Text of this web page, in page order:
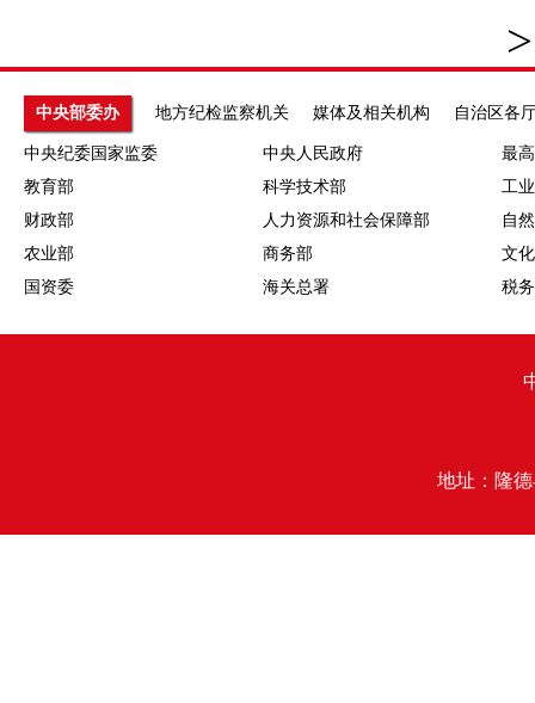
中央部委办 地方纪检监察机关 媒体及相关机构 自治区各
中央纪委国家监委 中央人民政府
最
教育部
科学技术部
工
财政部
人力资源和社会保障部
自
农业部
商务部
文
国资委
海关总署 税
地址：隆